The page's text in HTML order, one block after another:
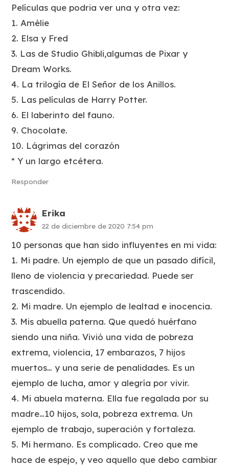
Películas que podria ver una y otra vez:
1. Amèlie
2. Elsa y Fred
3. Las de Studio Ghibli,algumas de Pixar y
Dream Works.
4. La trilogía de El Señor de los Anillos.
5. Las películas de Harry Potter.
6. El laberinto del fauno.
9. Chocolate.
10. Lágrimas del corazón
* Y un largo etcétera.
Responder
Erika
22 de diciembre de 2020 7:54 pm
10 personas que han sido influyentes en mi vida:
1. Mi padre. Un ejemplo de que un pasado difícil,
lleno de violencia y precariedad. Puede ser
trascendido.
2. Mi madre. Un ejemplo de lealtad e inocencia.
3. Mis abuella paterna. Que quedó huérfano
siendo una niña. Vivió una vida de pobreza
extrema, violencia, 17 embarazos, 7 hijos
muertos… y una serie de penalidades. Es un
ejemplo de lucha, amor y alegría por vivir.
4. Mi abuela materna. Ella fue regalada por su
madre…10 hijos, sola, pobreza extrema. Un
ejemplo de trabajo, superación y fortaleza.
5. Mi hermano. Es complicado. Creo que me
hace de espejo, y veo aquello que debo cambiar